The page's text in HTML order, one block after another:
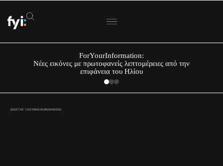
ForYourInformation:
Νέες εικόνες με πρωτοφανείς λεπτομέρειες από την
επιφάνεια του Ηλίου
(ΚΩΣΤΑΣ ΤΖΟΥΜΑΣ/EUROKINISSI)